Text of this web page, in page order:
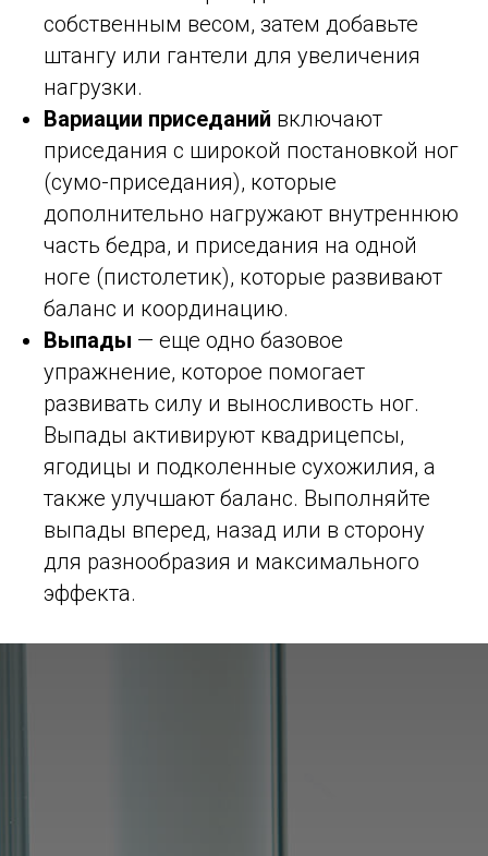
собственным весом, затем добавьте
штангу или гантели для увеличения
нагрузки.
Вариации приседаний включают
приседания с широкой постановкой ног
(сумо-приседания), которые
дополнительно нагружают внутреннюю
часть бедра, и приседания на одной
ноге (пистолетик), которые развивают
баланс и координацию.
Выпады — еще одно базовое
упражнение, которое помогает
развивать силу и выносливость ног.
Выпады активируют квадрицепсы,
ягодицы и подколенные сухожилия, а
также улучшают баланс. Выполняйте
выпады вперед, назад или в сторону
для разнообразия и максимального
эффекта.